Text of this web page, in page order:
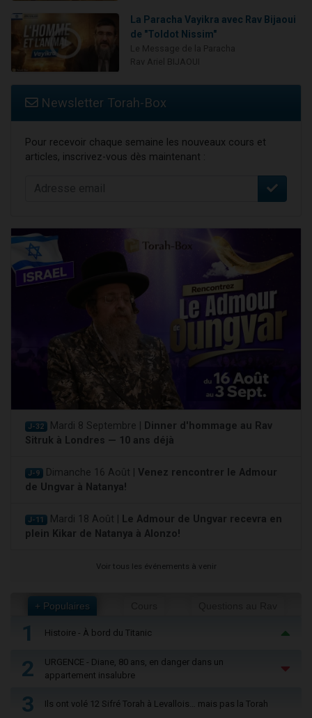
La Paracha Vayikra avec Rav Bijaoui
de "Toldot Nissim"
Newsletter Torah-Box
Pour recevoir chaque semaine les nouveaux cours et
articles, inscrivez-vous dès maintenant :
J-32 Mardi 8 Septembre |
Dinner d'hommage au Rav
Sitruk à Londres — 10 ans déjà
J-9 Dimanche 16 Août | Venez rencontrer le Admour
de Ungvar à Natanya!
J-11 Mardi 18 Août |
Le Admour de Ungvar recevra en
plein Kikar de Natanya à Alonzo!
Voir tous les événements à venir
+ Populaires
1 Histoire - À bord du Titanic
2
URGENCE - Diane, 80 ans, en danger dans un
appartement insalubre
3 Ils ont volé 12 Sifré Torah à Levallois… mais pas la Torah